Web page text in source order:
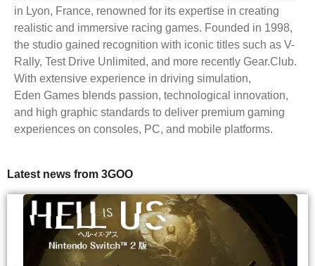
in Lyon, France, renowned for its expertise in creating
realistic and immersive racing games. Founded in 1998,
the studio gained recognition with iconic titles such as V-
Rally, Test Drive Unlimited, and more recently Gear.Club.
With extensive experience in driving simulation,
Eden Games blends passion, technological innovation,
and high graphic standards to deliver premium gaming
experiences on consoles, PC, and mobile platforms.
Latest news from 3GOO